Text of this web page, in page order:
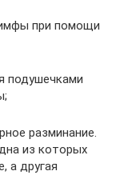
при помощи
подушечками
разминание.
из которых
а другая